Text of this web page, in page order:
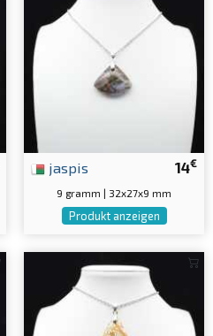
14€
jaspis
9 gramm | 32x27x9 mm
Produkt anzeigen